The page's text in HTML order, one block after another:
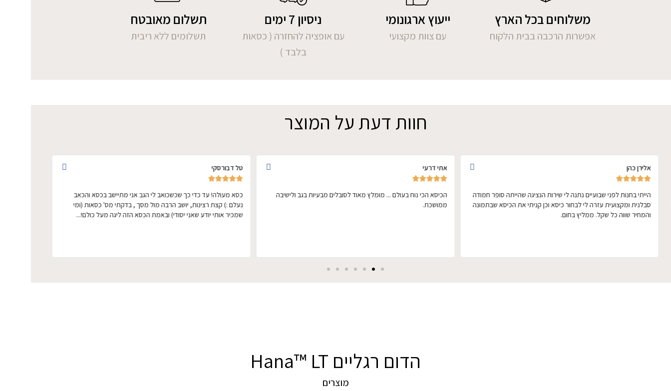
משלוחים בכל הארץ
אפשרות הרכבה בבית הלקוח
ייעוץ ארגונומי
עם צוות מקצועי
ניסיון 7 ימים
עם אופציה להחזרה ( כסאות
בלבד )
תשלום מאובטח
תשלומים ללא ריבית
חוות דעת על המוצר
אלירן כהן





הייתי בחנות לפני שבועיים נתנה לי שירות הנציגה שהייתה סופר חמודה
סבלנית ומקצועית עזרה לי לבחור כיסא וכן קניתי את הכיסא שבתמונה
והמחיר שווה כל שקל. ממליץ בחום.
אתי דרעי





הכיסא הכי נוח בעולם ... מומלץ מאוד לסובלים מבעיות בגב ולישיבה
ממושכת.
טל דבורסקי





כסא מעולה! עד כדי כך שכשכואב לי הגב אני מתיישב בכסא והכאב
נעלם :) קצת רצינות, יושב הרבה מול מסך , בדקתי מס' כסאות (ומי
שמכיר אותי יודע שאני יסודי) ובאמת הכסא הזה ליגה מעל כולם!...
הדום רגליים Hana™ LT
מוצרים